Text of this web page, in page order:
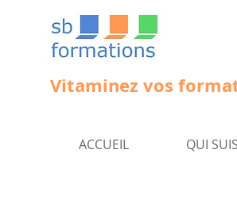
Vitaminez vos
ACCUEIL QUI